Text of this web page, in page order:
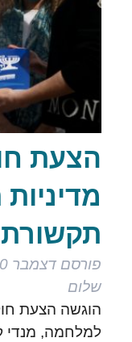
הצעת
פורסם דצמבר 10, 2020
שלום
הוגשה הצעת